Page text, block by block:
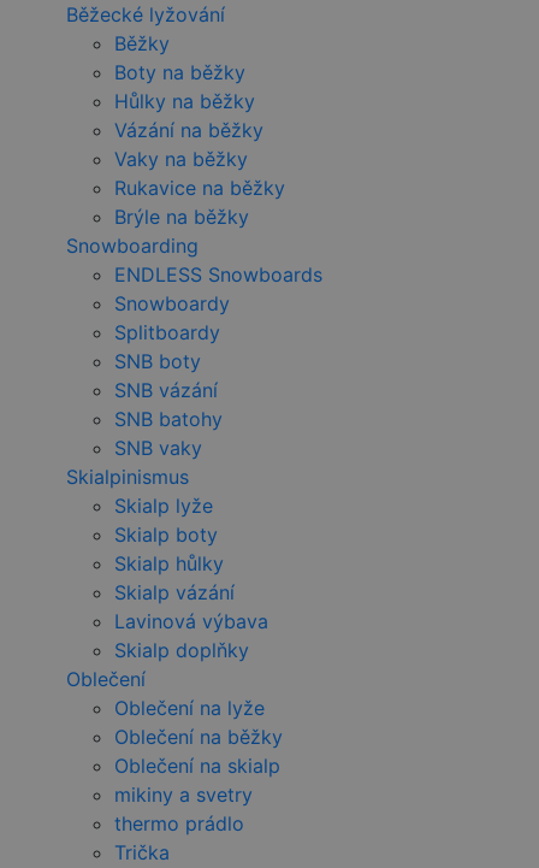
Běžecké lyžování
Běžky
Boty na běžky
Hůlky na běžky
Vázání na běžky
Vaky na běžky
Rukavice na běžky
Brýle na běžky
Snowboarding
ENDLESS Snowboards
Snowboardy
Splitboardy
SNB boty
SNB vázání
SNB batohy
SNB vaky
Skialpinismus
Skialp lyže
Skialp boty
Skialp hůlky
Skialp vázání
Lavinová výbava
Skialp doplňky
Oblečení
Oblečení na lyže
Oblečení na běžky
Oblečení na skialp
mikiny a svetry
thermo prádlo
Trička